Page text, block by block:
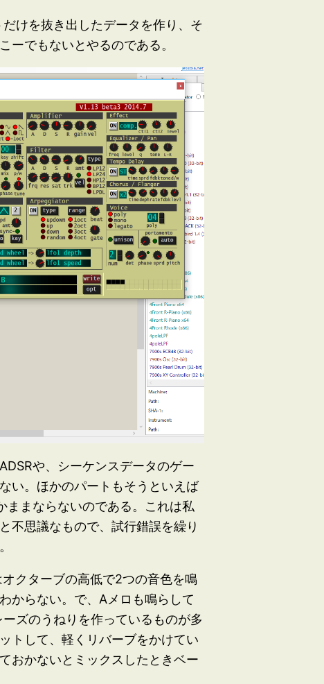
けを抜き出したデータを作り、そ
ーでもないとやるのである。
や、シーケンスデータのゲー
い。ほかのパートもそうといえば
ままならないのである。これは私
不思議なもので、試行錯誤を繰り
クターブの高低で2つの音色を鳴
からない。で、Aメロも鳴らして
ズのうねりを作っているものが多
トして、軽くリバーブをかけてい
おかないとミックスしたときベー